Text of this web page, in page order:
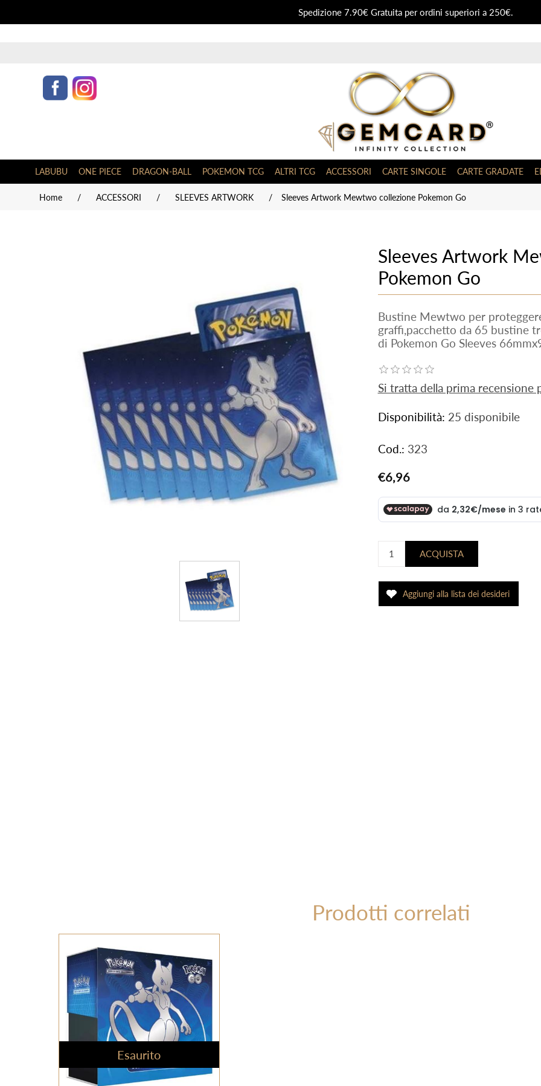
Spedizione 7.90€ Gratuita per ordini superiori a 250€.
LABUBU ONE PIECE DRAGON-BALL POKEMON TCG ALTRI TCG ACCESSORI CARTE SINGOLE CARTE GRADATE
Home / ACCESSORI / SLEEVES ARTWORK / Sleeves Artwork Mewtwo collezione Pokemon Go
Sleeves Artwork
Pokemon Go
Bustine Mewtwo per
graffi,pacchetto da 65 bustine
di Pokemon Go Sleeves
Si tratta della prima
Disponibilità: 25 disponibile
Cod.: 323
€6,96
Prodotti correlati
Esaurito